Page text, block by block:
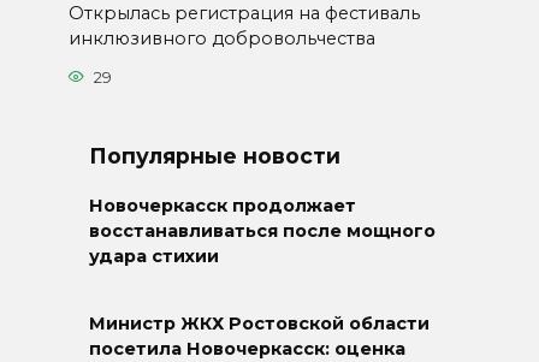
Открылась регистрация на фестиваль
инклюзивного добровольчества
29
Популярные новости
Новочеркасск продолжает
восстанавливаться после мощного
удара стихии
Министр ЖКХ Ростовской области
посетила Новочеркасск: оценка